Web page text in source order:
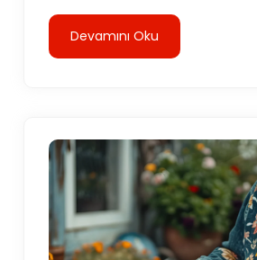
Devamını Oku